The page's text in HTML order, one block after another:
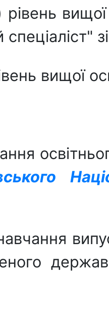
вищої
вищої